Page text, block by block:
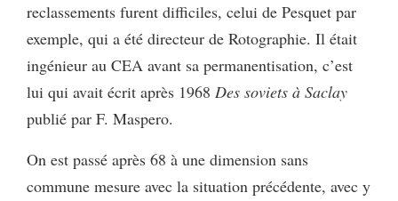
reclassements furent difficiles, celui de Pesquet par
exemple, qui a été directeur de Rotographie. Il était
ingénieur au CEA avant sa permanentisation, c’est
lui qui avait écrit après 1968 Des soviets à Saclay
publié par F. Maspero.
On est passé après 68 à une dimension sans
commune mesure avec la situation précédente, avec y